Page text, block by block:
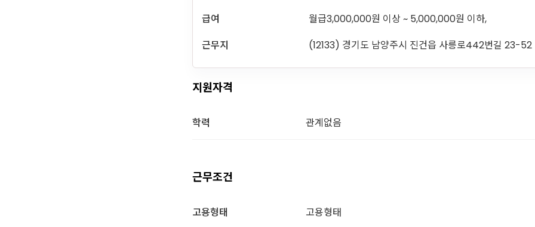
급여
월급3,000,000원 이상 ~ 5,000,000원 이하,
근무지
(12133) 경기도 남양주시 진건읍 사릉로442번길 23-52
지원자격
학력 관계없음
근무조건
고용형태 고용형태